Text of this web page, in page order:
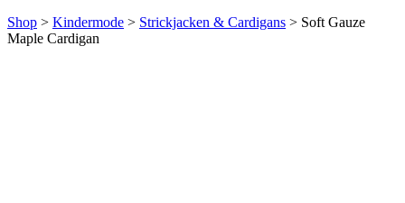
Shop > Kindermode > Strickjacken & Cardigans > Soft Gauze
Maple Cardigan